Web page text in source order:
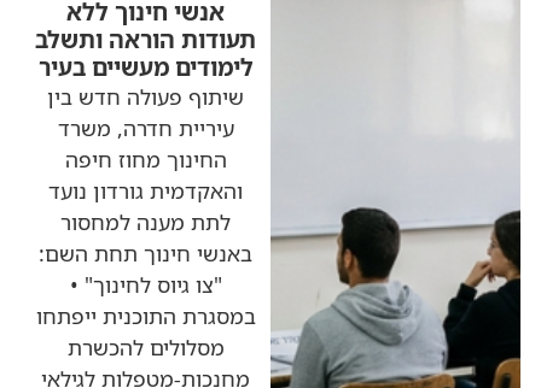
אנשי חינוך ללא
תעודות הוראה ותשלב
לימודים מעשיים בעיר
שיתוף פעולה חדש בין
עיריית חדרה, משרד
החינוך מחוז חיפה
והאקדמית גורדון נועד
לתת מענה למחסור
באנשי חינוך תחת השם:
"צו גיוס לחינוך" •
במסגרת התוכנית ייפתחו
מסלולים להכשרת
מחנכות-מטפלות לגילאי